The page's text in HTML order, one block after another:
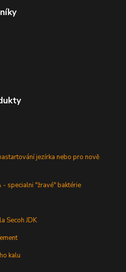
jezírka nebo pro nově
- specialni "žravé" baktérie
Secoh JDK
kalu